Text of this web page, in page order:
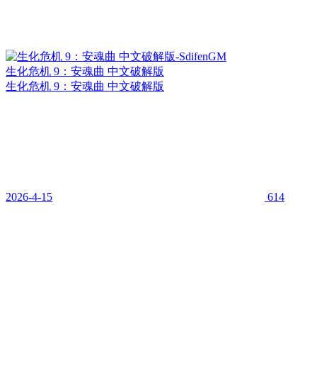
生化危机 9：安魂曲 中文破解版
生化危机 9：安魂曲 中文破解版
2026-4-15 614